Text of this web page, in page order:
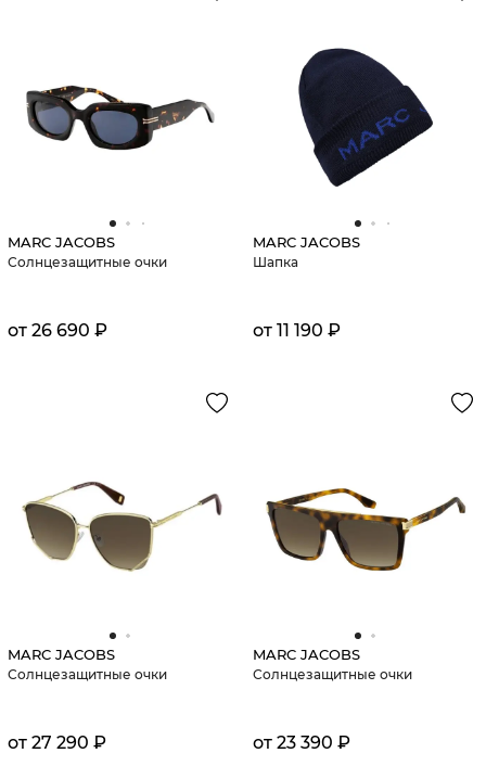
MARC JACOBS
Солнцезащитные очки
от 26 690 ₽
MARC JACOBS
Шапка
от 11 190 ₽
MARC JACOBS
Солнцезащитные очки
от 27 290 ₽
MARC JACOBS
Солнцезащитные очки
от 23 390 ₽